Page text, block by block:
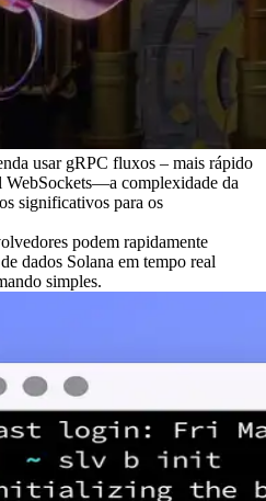
usar gRPC fluxos – mais rápido
WebSockets—a complexidade da
significativos para os
podem rapidamente
dados Solana em tempo real
simples.